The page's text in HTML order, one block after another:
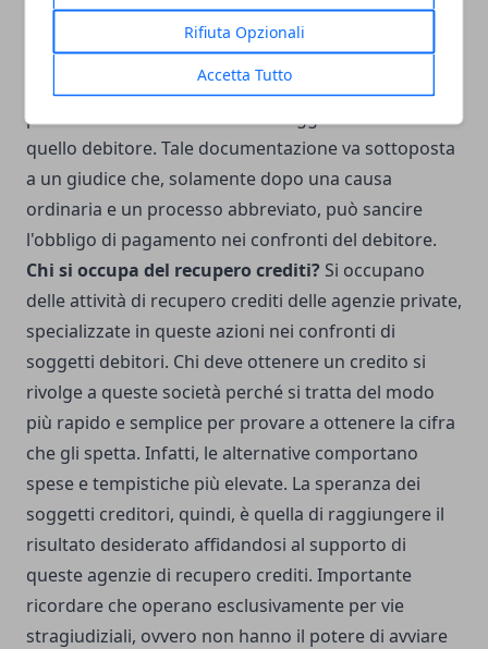
Rifiuta Opzionali
Accetta Tutto
precisare che per procedere alla fase di riscossione
coattiva, è prevista un'azione di accertamento del
credito, che necessita di prove che attestino la
presenza di un contratto tra il soggetto creditore e
quello debitore. Tale documentazione va sottoposta
a un giudice che, solamente dopo una causa
ordinaria e un processo abbreviato, può sancire
l'obbligo di pagamento nei confronti del debitore.
Chi si occupa del recupero crediti? Si occupano
delle attività di recupero crediti delle agenzie private,
specializzate in queste azioni nei confronti di
soggetti debitori. Chi deve ottenere un credito si
rivolge a queste società perché si tratta del modo
più rapido e semplice per provare a ottenere la cifra
che gli spetta. Infatti, le alternative comportano
spese e tempistiche più elevate. La speranza dei
soggetti creditori, quindi, è quella di raggiungere il
risultato desiderato affidandosi al supporto di
queste agenzie di recupero crediti. Importante
ricordare che operano esclusivamente per vie
stragiudiziali, ovvero non hanno il potere di avviare